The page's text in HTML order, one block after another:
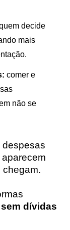
decide
mais
comer e
não se
despesas
chegam.
dívidas